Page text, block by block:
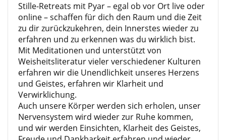
Stille-Retreats mit Pyar – egal ob vor Ort live oder
online – schaffen für dich den Raum und die Zeit
zu dir zurückzukehren, dein Innerstes wieder zu
erfahren und zu erkennen was du wirklich bist.
Mit Meditationen und unterstützt von
Weisheitsliteratur vieler verschiedener Kulturen
erfahren wir die Unendlichkeit unseres Herzens
und Geistes, erfahren wir Klarheit und
Verwirklichung.
Auch unsere Körper werden sich erholen, unser
Nervensystem wird wieder zur Ruhe kommen,
und wir werden Einsichten, Klarheit des Geistes,